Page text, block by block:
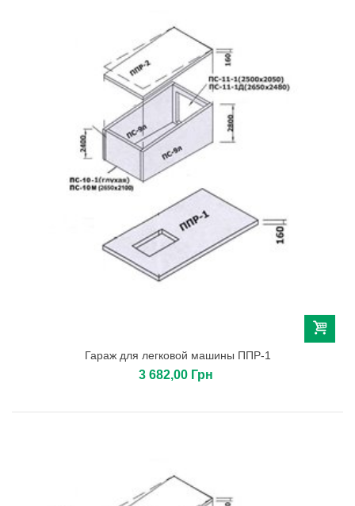
Гараж для легковой машины ППР-1
3 682,00 Грн